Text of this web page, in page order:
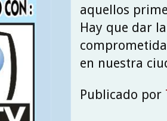
aquellos
Hay que dar
en nuestra
Publicado por